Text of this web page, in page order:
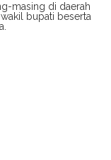
masing di daerah
bupati beserta